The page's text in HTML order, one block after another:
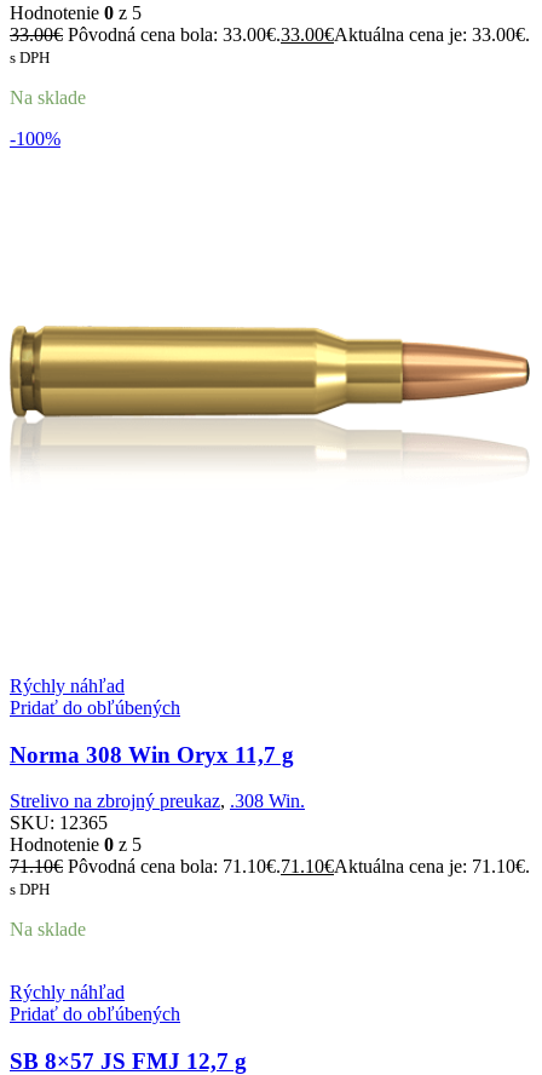
Hodnotenie 0 z 5
33.00€ Pôvodná cena bola: 33.00€.33.00€Aktuálna cena je: 33.00€.
s DPH
Na sklade
-100%
Rýchly náhľad
Pridať do obľúbených
Norma 308 Win Oryx 11,7 g
Strelivo na zbrojný preukaz, .308 Win.
SKU: 12365
Hodnotenie 0 z 5
71.10€ Pôvodná cena bola: 71.10€.71.10€Aktuálna cena je: 71.10€.
s DPH
Na sklade
Rýchly náhľad
Pridať do obľúbených
SB 8×57 JS FMJ 12,7 g